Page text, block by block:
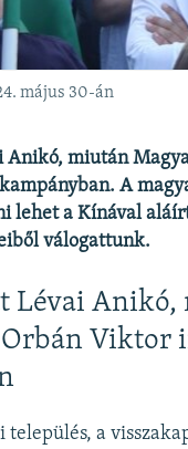
május 30-án
miután
A
lehet a Kínával
válogattunk.
Lévai Anikó,
Viktor
település, a